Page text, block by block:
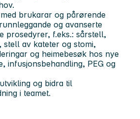
brukarar og pårørende
og avanserte
prosedyrer, f.eks.: sårstell,
stell av kateter og stomi,
og heimebesøk hos nye
infusjonsbehandling, PEG og
og bidra til
i teamet.